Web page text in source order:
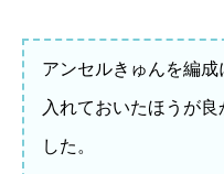
アンセルきゅんを編
入れておいたほうが
した。